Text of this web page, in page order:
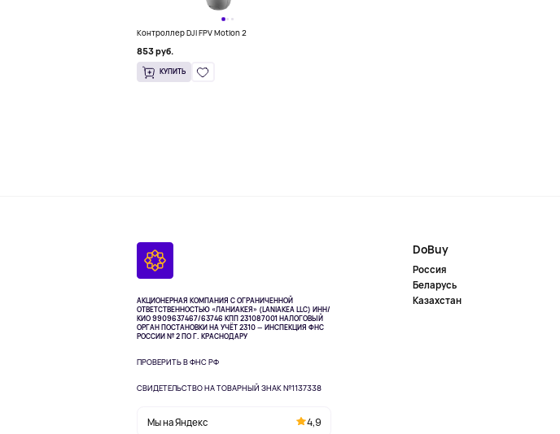
Контроллер DJI FPV Motion 2
853 руб.
КУПИТЬ
АКЦИОНЕРНАЯ КОМПАНИЯ С ОГРАНИЧЕННОЙ
ОТВЕТСТВЕННОСТЬЮ «ЛАНИАКЕЯ» (LANIAKEA LLC) ИНН/
КИО 9909637467/63746 КПП 231087001НАЛОГОВЫЙ
ОРГАН ПОСТАНОВКИ НА УЧЁТ 2310 — ИНСПЕКЦИЯ ФНС
РОССИИ № 2 ПО Г. КРАСНОДАРУ
ПРОВЕРИТЬ В ФНС РФ
СВИДЕТЕЛЬСТВО НА ТОВАРНЫЙ ЗНАК №1137338
Мы на Яндекс 4,9
DoBuy
Россия
Беларусь
Казахстан